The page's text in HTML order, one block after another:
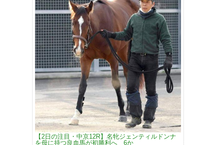
【2日の注目・中京12R】名牝ジェンティルドンナ
を母に持つ良血馬が初勝利へ 6か